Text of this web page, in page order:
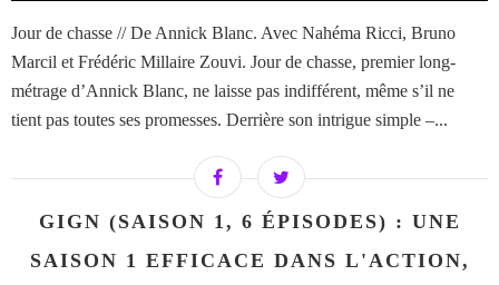
Jour de chasse // De Annick Blanc. Avec Nahéma Ricci, Bruno
Marcil et Frédéric Millaire Zouvi. Jour de chasse, premier long-
métrage d’Annick Blanc, ne laisse pas indifférent, même s’il ne
tient pas toutes ses promesses. Derrière son intrigue simple –...
GIGN (SAISON 1, 6 ÉPISODES) : UNE
SAISON 1 EFFICACE DANS L'ACTION,